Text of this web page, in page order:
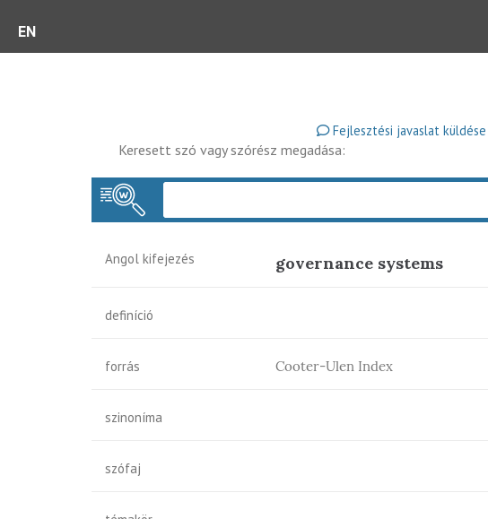
EN
Fejlesztési javaslat küldése
Keresett szó vagy szórész megadása:
Angol kifejezés governance systems
definíció
forrás Cooter-Ulen Index
szinoníma
szófaj